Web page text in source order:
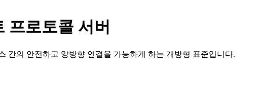
프로토콜 서버
간의 안전하고 양방향 연결을 가능하게 하는 개방형 표준입니다.